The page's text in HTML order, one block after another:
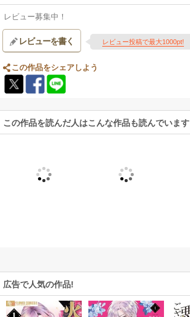
レビュー募集中！
レビューを書く レビュー投稿で最大1000pt!
この作品をシェアしよう
この作品を読んだ人はこんな作品も読んでいます
広告で人気の作品!